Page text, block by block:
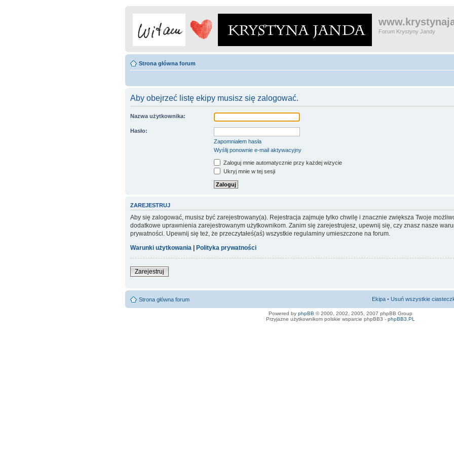
Forum Krystyny Jandy
Strona główna forum
Aby obejrzeć listę ekipy musisz się zalogować.
Nazwa użytkownika:
Hasło:
Zapomniałem hasła
Wyślij ponownie e-mail aktywacyjny
Zaloguj mnie automatycznie przy każdej wizycie
Ukryj mnie w tej sesji
ZAREJESTRUJ
Aby się zalogować, musisz być zarejestrowany(a). Rejestracja zajmuje tylko chwilę i znacznie zwiększa Twoje
dodatkowe uprawnienia zarejestrowanym użytkownikom. Zanim się zarejestrujesz, upewnij się, czy znasz nasze
prywatności. Upewnij się też, że przeczytałeś(aś) wszystkie regulaminy umieszczone na forum.
Warunki użytkowania | Polityka prywatności
Zarejestruj
Strona główna forum Ekipa • Usuń wszystkie
Powered by phpBB © 2000, 2002, 2005, 2007 phpBB Group
Przyjazne użytkownikom polskie wsparcie phpBB3 - phpBB3.PL